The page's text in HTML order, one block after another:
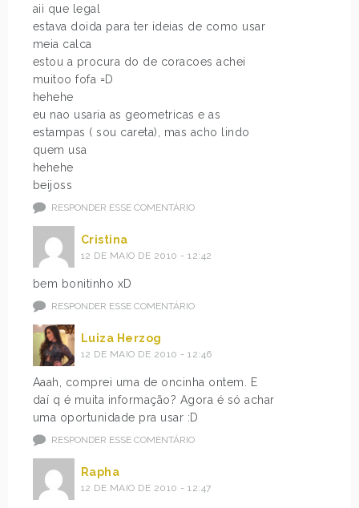
aii que legal
estava doida para ter ideias de como usar
meia calca
estou a procura do de coracoes achei
muitoo fofa =D
hehehe
eu nao usaria as geometricas e as
estampas ( sou careta), mas acho lindo
quem usa
hehehe
beijoss
RESPONDER ESSE COMENTÁRIO
Cristina
12 DE MAIO DE 2010 - 12:42
bem bonitinho xD
RESPONDER ESSE COMENTÁRIO
Luiza Herzog
12 DE MAIO DE 2010 - 12:46
Aaah, comprei uma de oncinha ontem. E
daí q é muita informação? Agora é só achar
uma oportunidade pra usar :D
RESPONDER ESSE COMENTÁRIO
Rapha
12 DE MAIO DE 2010 - 12:47